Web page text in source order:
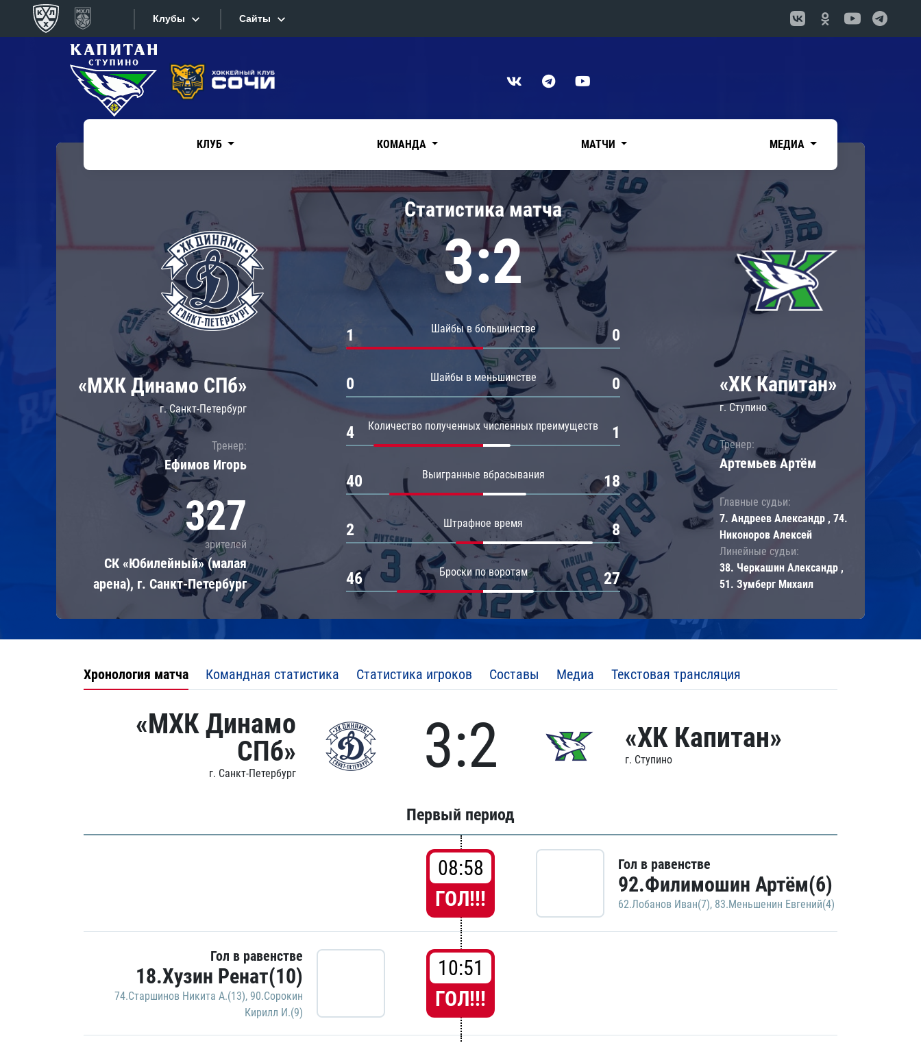
Клубы
Конференция «Запад»
Дивизион Боброва
Дивизион Тарасова
Динамо Мн
Динамо М
Локомотив
ЦСКА
Шанхайские Драконы
Ак Барс
Нефтехимик
Дивизион Чернышева
Авангард
Адмирал
Сибирь
Сайты
Сайты
Текстовые трансляции
Интернет-магазин
Фотобанк
Приложение КХЛ
КЛУБ КОМАНДА МАТЧИ МЕДИА
«МХК Динамо СПб»
г. Санкт-Петербург
Тренер:
Ефимов Игорь
327
зрителей
СК «Юбилейный» (малая
арена), г. Санкт-Петербург
Статистика матча
3:2
Шайбы в большинстве
1 0
Шайбы в меньшинстве
0 0
Количество полученных численных преимуществ
4 1
Выигранные вбрасывания
40 18
Штрафное время
2 8
Броски по воротам
46 27
«ХК Капитан»
г. Ступино
Тренер:
Артемьев Артём
Главные судьи:
7. Андреев Александр , 74.
Никоноров Алексей
Линейные судьи:
38. Черкашин Александр ,
51. Зумберг Михаил
Хронология матча Командная статистика Статистика игроков Составы Медиа Текстовая трансляция
«МХК Динамо
СПб»
г. Санкт-Петербург 3:2 «ХК Капитан»
г. Ступино
Первый период
08:58
ГОЛ!!!
Гол в равенстве
92.Филимошин Артём(6)
62.Лобанов Иван(7), 83.Меньшенин Евгений(4)
Гол в равенстве
18.Хузин Ренат(10)
74.Старшинов Никита А.(13), 90.Сорокин
Кирилл И.(9)
10:51
ГОЛ!!!